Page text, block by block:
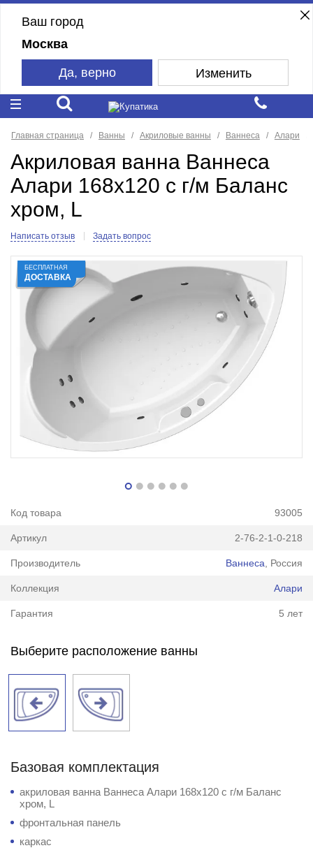
Ваш город
Москва
Да, верно Изменить
Главная страница Ванны Акриловые ванны Ваннеса Алари
Акриловая ванна Ваннеса
Алари 168х120 с г/м Баланс
хром, L
Написать отзыв Задать вопрос
БЕСПЛАТНАЯ
ДОСТАВКА
Код товара 93005
Артикул 2-76-2-1-0-218
Производитель Ваннеса , Россия
Коллекция Алари
Гарантия 5 лет
Выберите расположение ванны
Базовая комплектация
акриловая ванна Ваннеса Алари 168х120 с г/м Баланс
хром, L
фронтальная панель
каркас